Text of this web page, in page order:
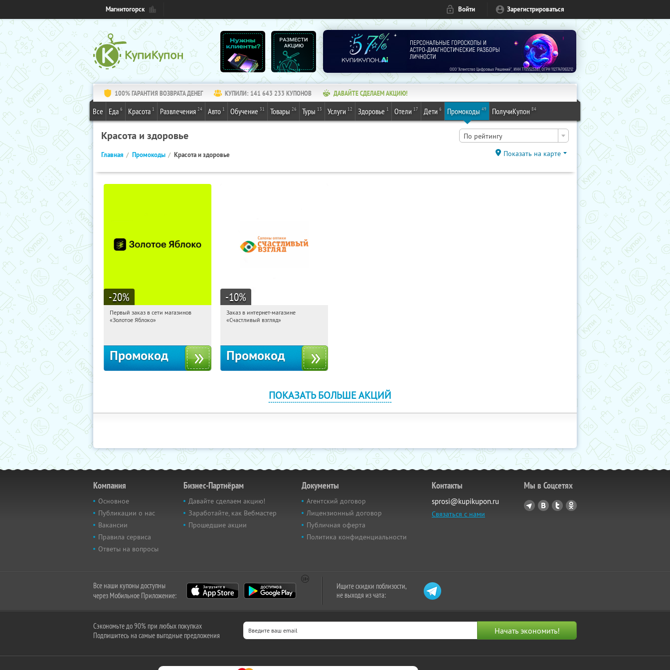
Магнитогорск Войти Зарегистрироваться
100% ГАРАНТИЯ ВОЗВРАТА ДЕНЕГ КУПИЛИ: 141 643 233 КУПОНОВ ДАВАЙТЕ СДЕЛАЕМ АКЦИЮ!
Все Еда 6 Красота 1 Развлечения 24 Авто 1 Обучение 31 Товары 26 Туры 13 Услуги 12 Здоровье 1 Отели 17 Дети 6 Промокоды 49 ПолучиКупон 84
Красота и здоровье По рейтингу
Главная Промокоды Красота и здоровье Показать на карте
-20%
08:47:45
Получи первым!
Первый заказ в сети магазинов
«Золотое Яблоко»
Промокод
-10%
08:47:45
Получи первым!
Заказ в интернет-магазине
«Счастливый взгляд»
Промокод
ПОКАЗАТЬ БОЛЬШЕ АКЦИЙ
Компания
Основное
Публикации о нас
Вакансии
Правила сервиса
Ответы на вопросы
Бизнес-Партнёрам
Давайте сделаем акцию!
Заработайте, как Вебмастер
Прошедшие акции
Документы
Агентский договор
Лицензионный договор
Публичная оферта
Политика конфиденциальности
Контакты
sprosi@kupikupon.ru
Связаться с нами
Мы в Соцсетях
Все наши купоны доступны
через Мобильное Приложение:
Ищите скидки поблизости,
не выходя из чата:
Сэкономьте до 90% при любых покупках
Подпишитесь на самые выгодные предложения